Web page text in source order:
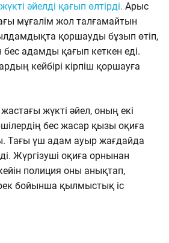
әйелді қағып өлтірді. Арыс
мұғалім жол талғамайтын
қоршауды бұзып өтіп,
адамды қағып кеткен еді.
кейбірі кірпіш қоршауға
жүкті әйел, оның екі
бес жасар қызы оқиға
Тағы үш адам ауыр жағдайда
Жүргізуші оқиға орнынан
полиция оны анықтап,
бойынша қылмыстық іс